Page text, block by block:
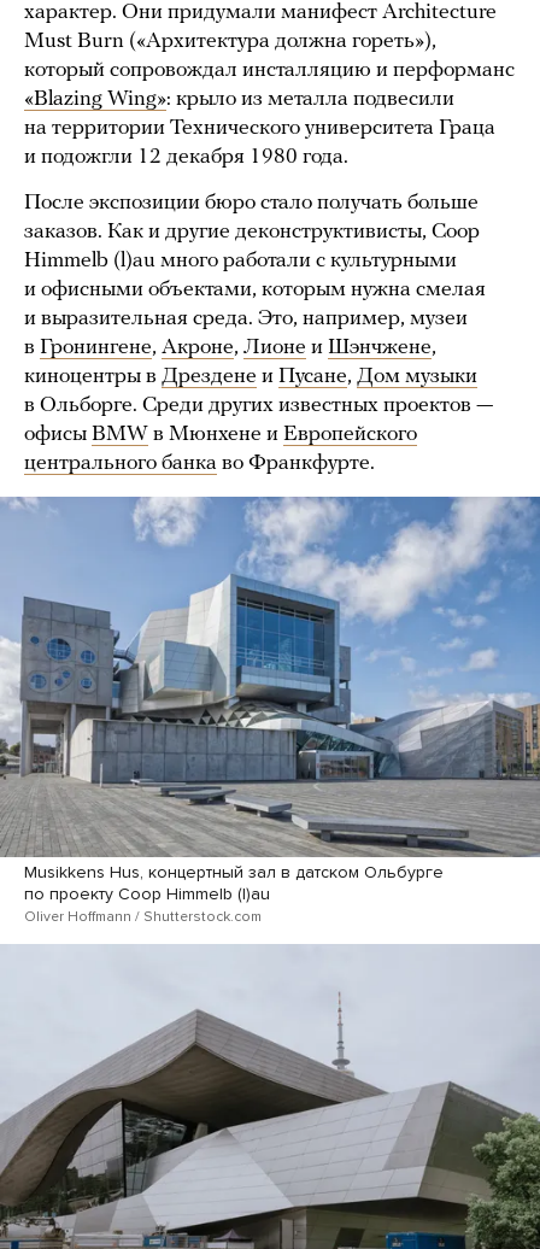
характер. Они придумали манифест Architecture
Must Burn («Архитектура должна гореть»),
который сопровождал инсталляцию и перформанс
«Blazing Wing»: крыло из металла подвесили
на территории Технического университета Граца
и подожгли 12 декабря 1980 года.
После экспозиции бюро стало получать больше
заказов. Как и другие деконструктивисты, Coop
Himmelb (l)au много работали с культурными
и офисными объектами, которым нужна смелая
и выразительная среда. Это, например, музеи
в Гронингене, Акроне, Лионе и Шэнчжене,
киноцентры в Дрездене и Пусане, Дом музыки
в Ольборге. Среди других известных проектов —
офисы BMW в Мюнхене и Европейского
центрального банка во Франкфурте.
Musikkens Hus, концертный зал в датском Ольбурге
по проекту Coop Himmelb (l)au
Oliver Hoffmann / Shutterstock.com